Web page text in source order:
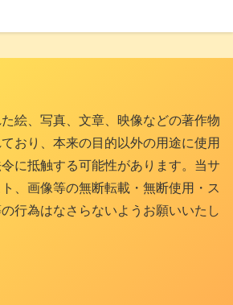
絵、写真、文章、映像などの著作物
おり、本来の目的以外の用途に使用
に抵触する可能性があります。当サ
、画像等の無断転載・無断使用・ス
行為はなさらないようお願いいたし